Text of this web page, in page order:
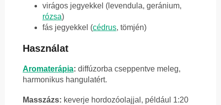
virágos jegyekkel (levendula, geránium,
rózsa)
fás jegyekkel (cédrus, tömjén)
Használat
Aromaterápia: diffúzorba cseppentve meleg,
harmonikus hangulatért.
Masszázs: keverje hordozóolajjal, például 1:20